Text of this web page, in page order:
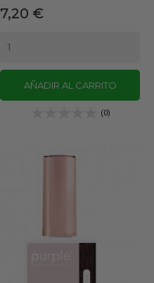
Precio
7,20 €
AÑADIR AL CARRITO
(0)